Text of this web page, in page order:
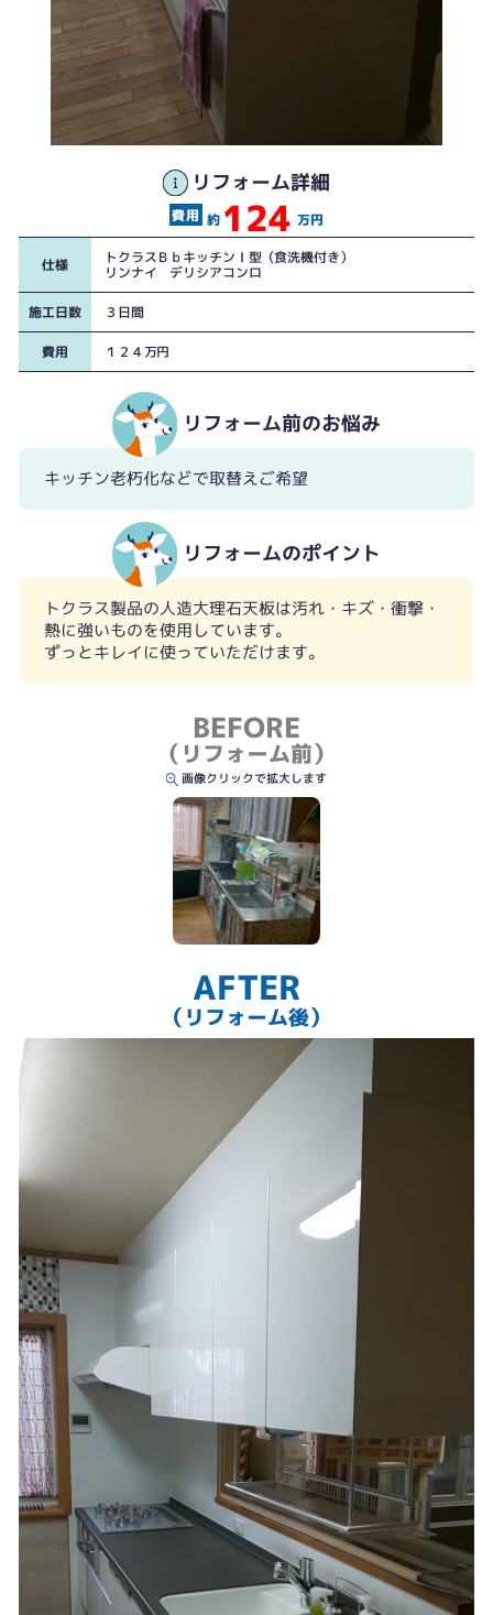
リフォーム詳細
約 124 万円
仕様
トクラスＢｂキッチンＩ型（食洗機付き）
リンナイ デリシアコンロ
施工日数 ３日間
費用 １２４万円
リフォーム前のお悩み
キッチン老朽化などで取替えご希望
リフォームのポイント
トクラス製品の人造大理石天板は汚れ・キズ・衝撃・
熱に強いものを使用しています。
ずっとキレイに使っていただけます。
BEFORE
（リフォーム前）
画像クリックで拡大します
AFTER
（リフォーム後）